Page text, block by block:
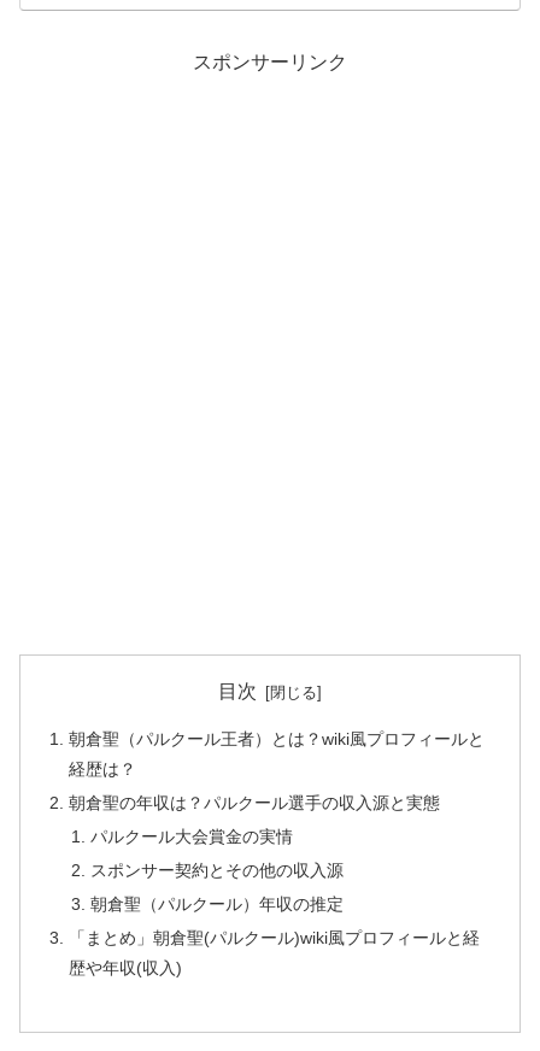
スポンサーリンク
目次
朝倉聖（パルクール王者）とは？wiki風プロフィールと
経歴は？
朝倉聖の年収は？パルクール選手の収入源と実態
パルクール大会賞金の実情
スポンサー契約とその他の収入源
朝倉聖（パルクール）年収の推定
「まとめ」朝倉聖(パルクール)wiki風プロフィールと経
歴や年収(収入)